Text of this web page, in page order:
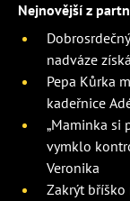
Nejnovější z
nadváze
Pepa Kůrka
kadeřnice
„Maminka si
vymklo
Veronika
Zakrýt